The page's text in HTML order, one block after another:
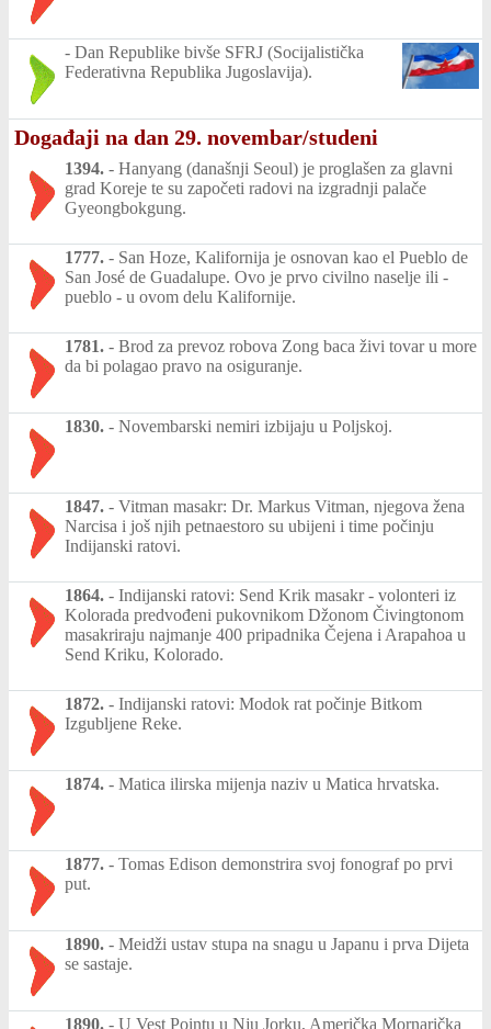
- Dan Republike bivše SFRJ (Socijalistička
Federativna Republika Jugoslavija).
Događaji na dan 29. novembar/studeni
1394. - Hanyang (današnji Seoul) je proglašen za glavni
grad Koreje te su započeti radovi na izgradnji palače
Gyeongbokgung.
1777. - San Hoze, Kalifornija je osnovan kao el Pueblo de
San José de Guadalupe. Ovo je prvo civilno naselje ili -
pueblo - u ovom delu Kalifornije.
1781. - Brod za prevoz robova Zong baca živi tovar u more
da bi polagao pravo na osiguranje.
1830. - Novembarski nemiri izbijaju u Poljskoj.
1847. - Vitman masakr: Dr. Markus Vitman, njegova žena
Narcisa i još njih petnaestoro su ubijeni i time počinju
Indijanski ratovi.
1864. - Indijanski ratovi: Send Krik masakr - volonteri iz
Kolorada predvođeni pukovnikom Džonom Čivingtonom
masakriraju najmanje 400 pripadnika Čejena i Arapahoa u
Send Kriku, Kolorado.
1872. - Indijanski ratovi: Modok rat počinje Bitkom
Izgubljene Reke.
1874. - Matica ilirska mijenja naziv u Matica hrvatska.
1877. - Tomas Edison demonstrira svoj fonograf po prvi
put.
1890. - Meidži ustav stupa na snagu u Japanu i prva Dijeta
se sastaje.
1890. - U Vest Pointu u Nju Jorku, Američka Mornarička